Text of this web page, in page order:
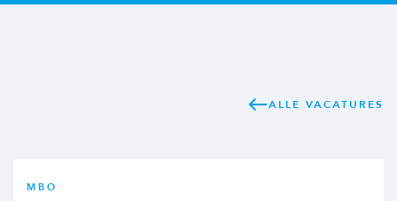
ALLE VACATURES
MBO